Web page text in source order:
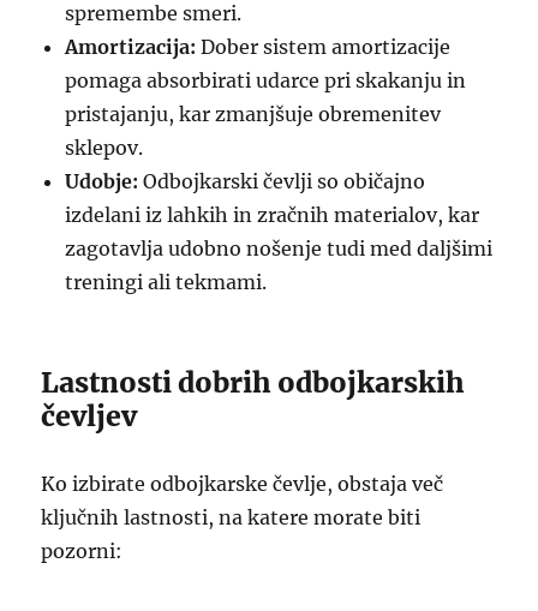
spremembe smeri.
Amortizacija: Dober sistem amortizacije
pomaga absorbirati udarce pri skakanju in
pristajanju, kar zmanjšuje obremenitev
sklepov.
Udobje: Odbojkarski čevlji so običajno
izdelani iz lahkih in zračnih materialov, kar
zagotavlja udobno nošenje tudi med daljšimi
treningi ali tekmami.
Lastnosti dobrih odbojkarskih
čevljev
Ko izbirate odbojkarske čevlje, obstaja več
ključnih lastnosti, na katere morate biti
pozorni: